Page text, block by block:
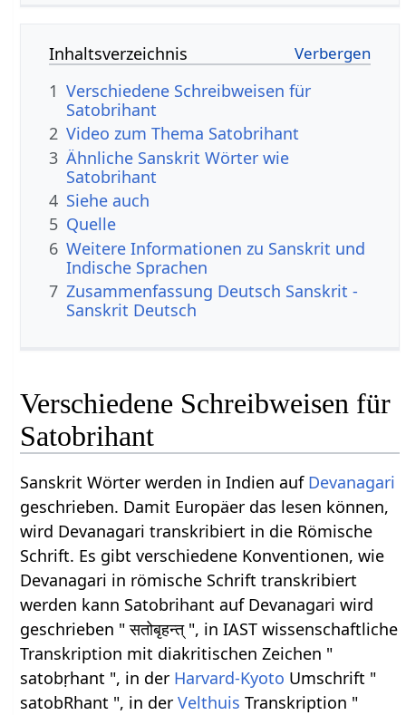
Inhaltsverzeichnis
1 Verschiedene Schreibweisen für
Satobrihant
2 Video zum Thema Satobrihant
3 Ähnliche Sanskrit Wörter wie
Satobrihant
4 Siehe auch
5 Quelle
6 Weitere Informationen zu Sanskrit und
Indische Sprachen
7 Zusammenfassung Deutsch Sanskrit -
Sanskrit Deutsch
Verschiedene Schreibweisen für
Satobrihant
Sanskrit Wörter werden in Indien auf Devanagari
geschrieben. Damit Europäer das lesen können,
wird Devanagari transkribiert in die Römische
Schrift. Es gibt verschiedene Konventionen, wie
Devanagari in römische Schrift transkribiert
werden kann Satobrihant auf Devanagari wird
geschrieben " सतोबृहन्त् ", in IAST wissenschaftliche
Transkription mit diakritischen Zeichen "
satobṛhant ", in der Harvard-Kyoto Umschrift "
satobRhant ", in derVelthuis Transkription "